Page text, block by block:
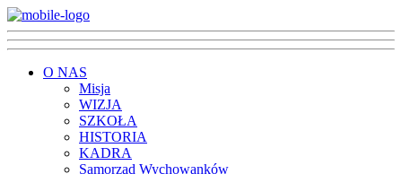
O NAS
Misja
WIZJA
SZKOŁA
HISTORIA
KADRA
Samorząd Wychowanków